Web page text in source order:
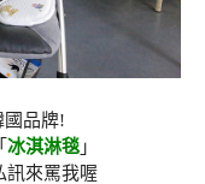
國品牌!
冰淇淋毯 」
訊來罵我喔